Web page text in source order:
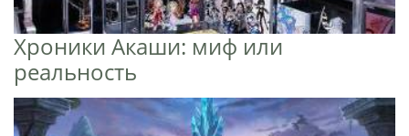
Хроники Акаши: миф или
реальность